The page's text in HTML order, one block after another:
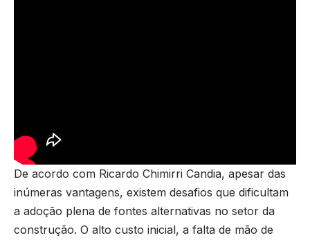
De acordo com Ricardo Chimirri Candia, apesar das
inúmeras vantagens, existem desafios que dificultam
a adoção plena de fontes alternativas no setor da
construção. O alto custo inicial, a falta de mão de